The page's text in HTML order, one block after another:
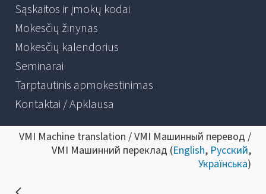
Sąskaitos ir įmokų kodai
Mokesčių žinynas
Mokesčių kalendorius
Seminarai
Tarptautinis apmokestinimas
Kontaktai / Apklausa
VMI Machine translation / VMI Машинный перевод /
VMI Машинний переклад (English, Русский,
Українська)